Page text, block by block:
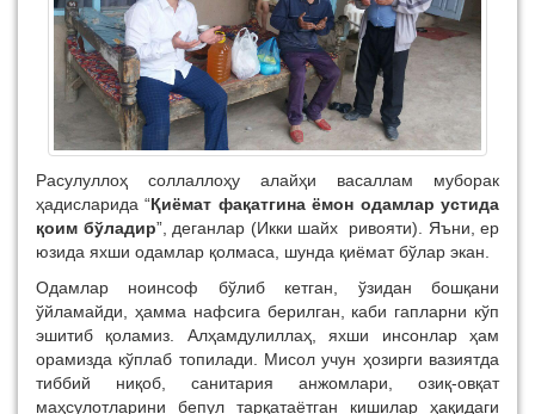
Расулуллоҳ соллаллоҳу алайҳи васаллам муборак
ҳадисларида “Қиёмат фақатгина ёмон одамлар устида
қоим бўладир”, деганлар (Икки шайх ривояти). Яъни, ер
юзида яхши одамлар қолмаса, шунда қиёмат бўлар экан.
Одамлар ноинсоф бўлиб кетган, ўзидан бошқани
ўйламайди, ҳамма нафсига берилган, каби гапларни кўп
эшитиб қоламиз. Алҳамдулиллаҳ, яхши инсонлар ҳам
орамизда кўплаб топилади. Мисол учун ҳозирги вазиятда
тиббий ниқоб, санитария анжомлари, озиқ-овқат
маҳсулотларини бепул тарқатаётган кишилар ҳақидаги